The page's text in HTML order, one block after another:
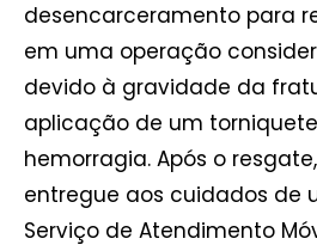
desencarceramento para
em uma operação
devido à gravidade da
aplicação de um
hemorragia. Após o
entregue aos cuidados de
Serviço de Atendimento